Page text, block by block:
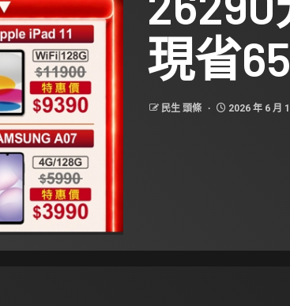
現省
民生 頭條 2026 年 6 月